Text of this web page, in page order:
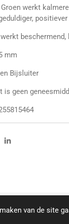
van de site
werkt
beschermend,
mm
Bijsluiter
is geen
S